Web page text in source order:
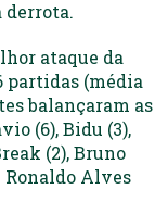
derrota.
ataque da
partidas (média
balançaram as
(6), Bidu (3),
(2), Bruno
Ronaldo Alves